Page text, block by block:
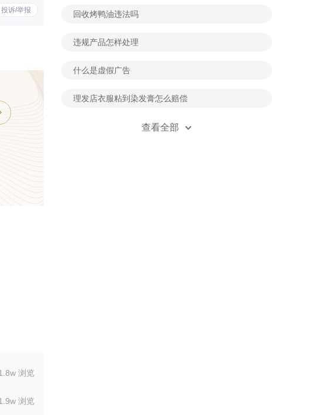
投诉/举报
文章
文章
回收烤鸭油违法吗
违规产品怎样处理
什么是虚假广告
理发店衣服粘到染发膏怎么赔偿
三无食品是指哪三无查看全部